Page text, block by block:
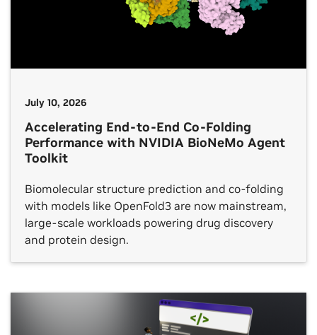
July 10, 2026
Accelerating End-to-End Co-Folding
Performance with NVIDIA BioNeMo Agent
Toolkit
Biomolecular structure prediction and co-folding
with models like OpenFold3 are now mainstream,
large-scale workloads powering drug discovery
and protein design.